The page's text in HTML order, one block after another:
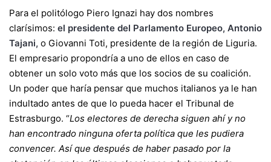
Para el politólogo Piero Ignazi hay dos nombres
clarísimos: el presidente del Parlamento Europeo, Antonio
Tajani, o Giovanni Toti, presidente de la región de Liguria.
El empresario propondría a uno de ellos en caso de
obtener un solo voto más que los socios de su coalición.
Un poder que haría pensar que muchos italianos ya le han
indultado antes de que lo pueda hacer el Tribunal de
Estrasburgo. “Los electores de derecha siguen ahí y no
han encontrado ninguna oferta política que les pudiera
convencer. Así que después de haber pasado por la